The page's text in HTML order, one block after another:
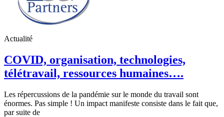
Actualité
COVID, organisation, technologies,
télétravail, ressources humaines….
Les répercussions de la pandémie sur le monde du travail sont
énormes. Pas simple ! Un impact manifeste consiste dans le fait que,
par suite de